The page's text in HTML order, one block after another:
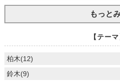
もっと
【テー
柏木(12)
鈴木(9)